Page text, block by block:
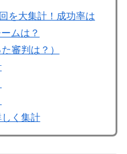
を大集計！成功率は
ムは？
審判は？）
く集計